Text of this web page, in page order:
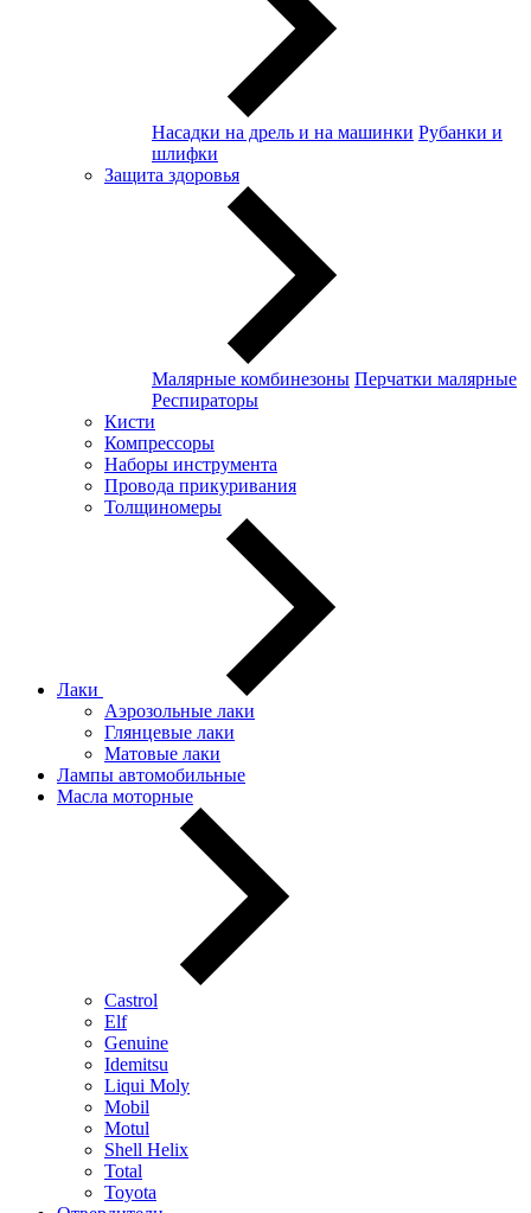
Насадки на дрель и на машинки Рубанки и
шлифки
Защита здоровья
Малярные комбинезоны Перчатки малярные
Респираторы
Кисти
Компрессоры
Наборы инструмента
Провода прикуривания
Толщиномеры
Лаки
Аэрозольные лаки
Глянцевые лаки
Матовые лаки
Лампы автомобильные
Масла моторные
Castrol
Elf
Genuine
Idemitsu
Liqui Moly
Mobil
Motul
Shell Helix
Total
Toyota